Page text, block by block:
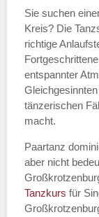
Sie suchen
Kreis? Die
richtige
entspannter
tänzerischen
macht.
Paartanz
aber nicht
Tanzkurs für